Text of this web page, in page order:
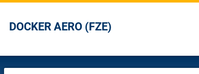
DOCKER AERO (FZE)